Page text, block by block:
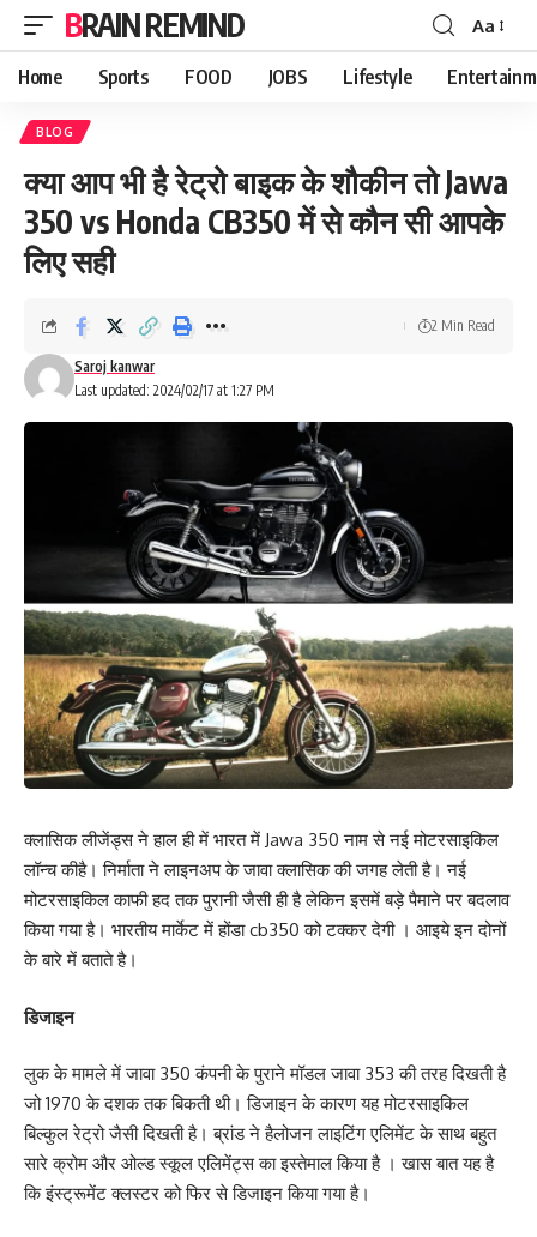
BRAIN REMIND
Font
Resizer
Aa
Home Sports FOOD JOBS Lifestyle
BLOG
क्या आप भी है रेट्रो बाइक के शौकीन तो Jawa
350 vs Honda CB350 में से कौन सी आपके
लिए सही
Last updated: 2024/02/17 at 1:27 PM
Saroj kanwar
2 Min Read
क्लासिक लीजेंड्स ने हाल ही में भारत में Jawa 350 नाम से नई मोटरसाइकिल
लॉन्च कीहै। निर्माता ने लाइनअप के जावा क्लासिक की जगह लेती है। नई
मोटरसाइकिल काफी हद तक पुरानी जैसी ही है लेकिन इसमें बड़े पैमाने पर बदलाव
किया गया है। भारतीय मार्केट में होंडा cb350 को टक्कर देगी । आइये इन दोनों
के बारे में बताते है।
डिजाइन
लुक के मामले में जावा 350 कंपनी के पुराने मॉडल जावा 353 की तरह दिखती है
जो 1970 के दशक तक बिकती थी। डिजाइन के कारण यह मोटरसाइकिल
बिल्कुल रेट्रो जैसी दिखती है। ब्रांड ने हैलोजन लाइटिंग एलिमेंट के साथ बहुत
सारे क्रोम और ओल्ड स्कूल एलिमेंट्स का इस्तेमाल किया है । खास बात यह है
कि इंस्ट्रूमेंट क्लस्टर को फिर से डिजाइन किया गया है।